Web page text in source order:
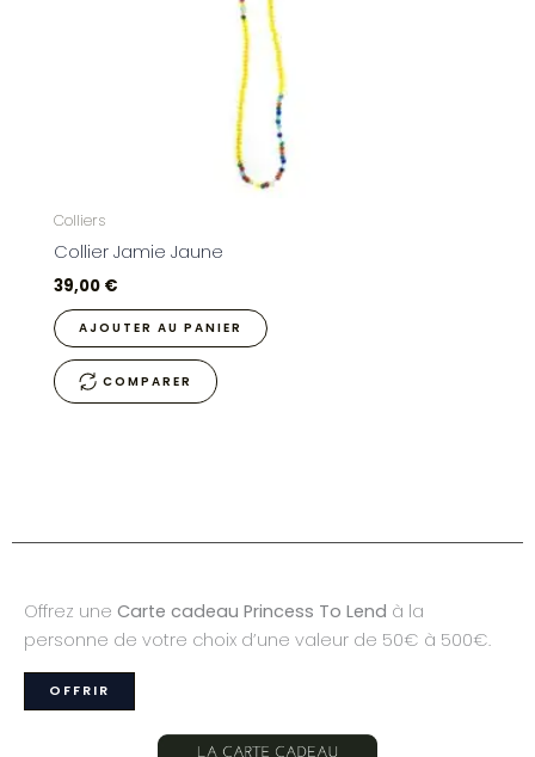
Colliers
Collier Jamie Jaune
39,00 €
AJOUTER AU PANIER
COMPARER
Offrez une Carte cadeau Princess To Lend à la
personne de votre choix d’une valeur de 50€ à 500€.
OFFRIR